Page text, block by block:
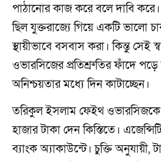
পাঠানোর কাজ করে বলে দাবি
ছিল যুক্তরাজ্যে গিয়ে একটি ভালো
স্থায়ীভাবে বসবাস করা। কিন্তু সেই
ওভারসিজের প্রতিশ্রুতির ফাঁদে
অনিশ্চয়তার মধ্যে দিন কাটাচ্ছেন।
তরিকুল ইসলাম ফেইথ
হাজার টাকা দেন কিস্তিতে।
ব্যাংক অ্যাকাউন্টে। চুক্তি অনুযায়ী,